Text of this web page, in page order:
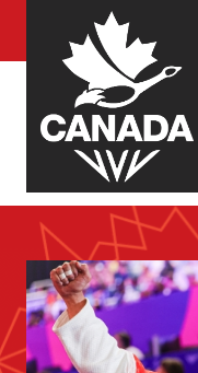
Skip to main content